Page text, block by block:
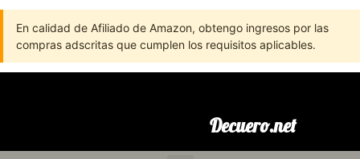
En calidad de Afiliado de Amazon, obtengo ingresos por las
compras adscritas que cumplen los requisitos aplicables.
Decuero.net